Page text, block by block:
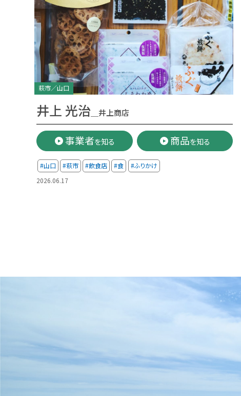
萩市／山口
井上 光治 ＿井上商店
事業者を知る 商品を知る
#山口 #萩市 #飲食店 #食
#ふりかけ
2026.06.17